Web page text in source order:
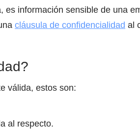
información sensible de una
cláusula de confidencialidad al
válida, estos son:
al respecto.